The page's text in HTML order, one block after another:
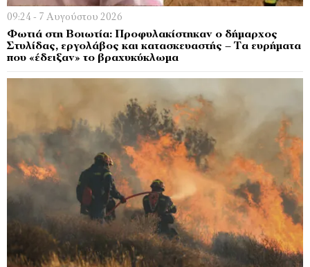
09:24 - 7 Αυγούστου 2026
Φωτιά στη Βοιωτία: Προφυλακίστηκαν ο δήμαρχος
Στυλίδας, εργολάβος και κατασκευαστής – Τα ευρήματα
που «έδειξαν» το βραχυκύκλωμα